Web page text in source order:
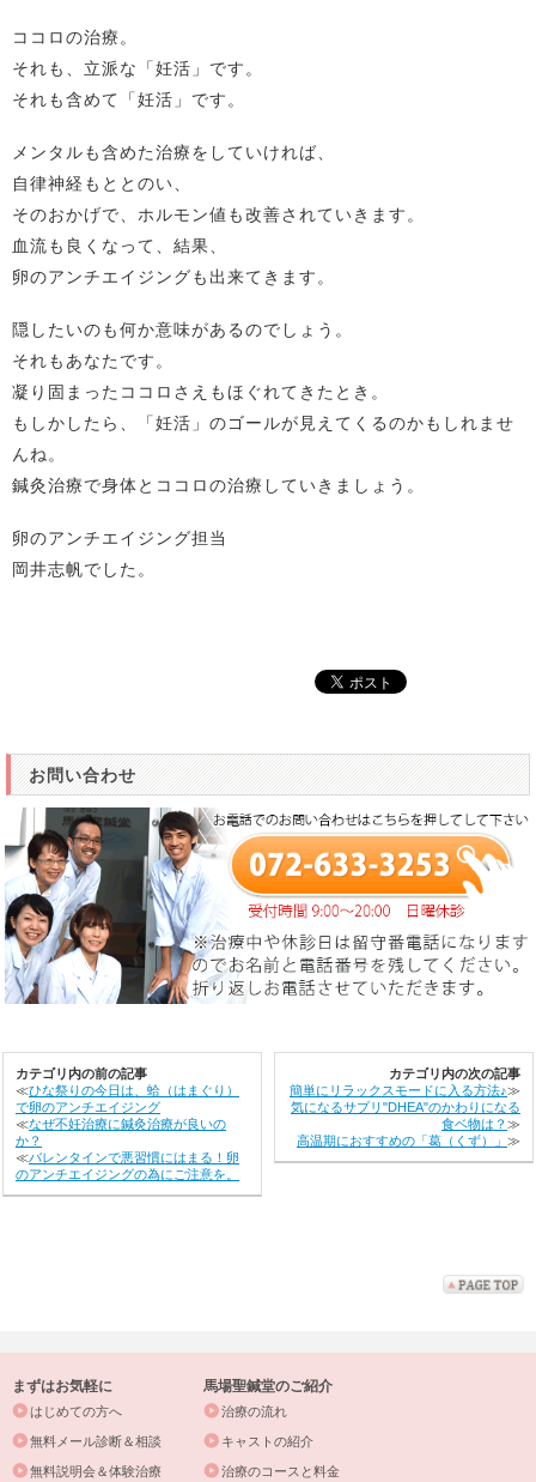
ココロの治療。
それも、立派な「妊活」です。
それも含めて「妊活」です。
メンタルも含めた治療をしていければ、
自律神経もととのい、
そのおかげで、ホルモン値も改善されていきます。
血流も良くなって、結果、
卵のアンチエイジングも出来てきます。
隠したいのも何か意味があるのでしょう。
それもあなたです。
凝り固まったココロさえもほぐれてきたとき。
もしかしたら、「妊活」のゴールが見えてくるのかもしれませ
んね。
鍼灸治療で身体とココロの治療していきましょう。
卵のアンチエイジング担当
岡井志帆でした。
お問い合わせ
カテゴリ内の前の記事
≪ひな祭りの今日は、蛤（はまぐり）
で卵のアンチエイジング
≪なぜ不妊治療に鍼灸治療が良いの
か？
≪バレンタインで悪習慣にはまる！卵
のアンチエイジングの為にご注意を。
カテゴリ内の次の記事
簡単にリラックスモードに入る方法♪≫
気になるサプリ"DHEA"のかわりになる
食ベ物は？ ≫
高温期におすすめの「葛（くず）」 ≫
まずはお気軽に
はじめての方へ
無料メール診断＆相談
無料説明会＆体験治療
馬場聖鍼堂のご紹介
治療の流れ
キャストの紹介
治療のコースと料金